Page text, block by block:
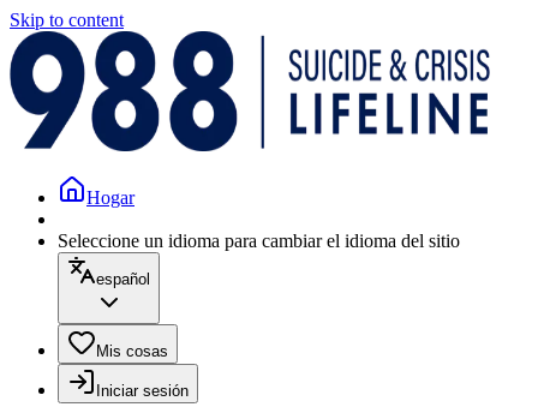
Skip to content
Hogar
Seleccione un idioma para cambiar el idioma del sitio
español
Mis cosas
Iniciar sesión